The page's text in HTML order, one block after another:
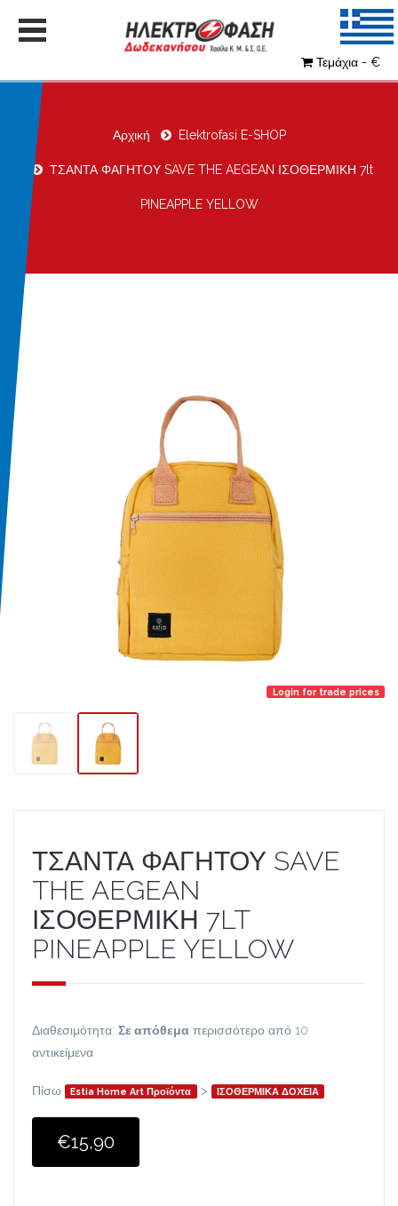
Τεμάχια - €
Αρχική Elektrofasi E-SHOP
ΤΣΑΝΤΑ ΦΑΓΗΤΟΥ SAVE THE AEGEAN ΙΣΟΘΕΡΜΙΚΗ 7lt
PINEAPPLE YELLOW
Login for trade prices
ΤΣΑΝΤΑ ΦΑΓΗΤΟΥ SAVE
THE AEGEAN
ΙΣΟΘΕΡΜΙΚΗ 7LT
PINEAPPLE YELLOW
Διαθεσιμότητα: Σε απόθεμα περισσότερο από 10
αντικείμενα
Πίσω Estia Home Art Προϊόντα > ΙΣΟΘΕΡΜΙΚΑ ΔΟΧΕΙΑ
€15,90